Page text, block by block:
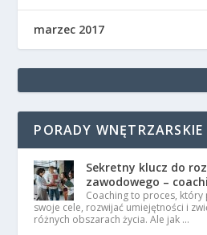
marzec 2017
PORADY WNĘTRZARSKIE
Sekretny klucz do
zawodowego –
Coaching to proces,
swoje cele, rozwijać umiejętności i
różnych obszarach życia. Ale jak …